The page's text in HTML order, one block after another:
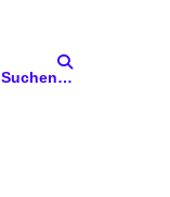
Suchen…